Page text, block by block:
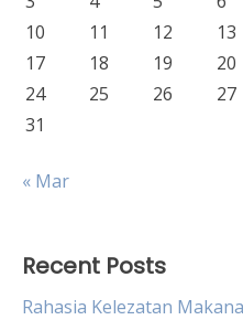
10
11 12 13
17
18 19 20
24
25 26 27
31
« Mar
Recent Posts
Rahasia Kelezatan